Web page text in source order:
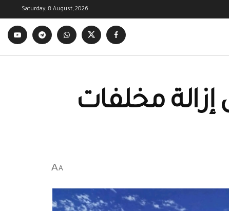
Saturday, 8 August, 2026
مخلفات
A
A